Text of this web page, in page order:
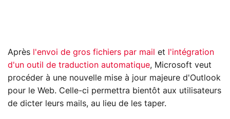
Après l'envoi de gros fichiers par mail et
l'intégration
d'un outil de traduction automatique, Microsoft veut
procéder à une nouvelle mise à jour majeure d'Outlook
pour le Web. Celle-ci permettra bientôt aux utilisateurs
de dicter leurs mails, au lieu de les taper.